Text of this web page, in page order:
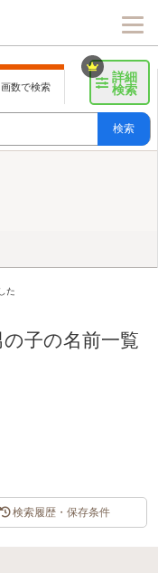
詳細
検索
画数で検索
検索
た
子の名前一覧
検索履歴・保存条件